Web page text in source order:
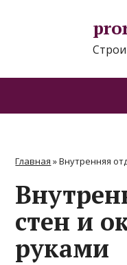
Главная »Внутренняя
стен и
руками